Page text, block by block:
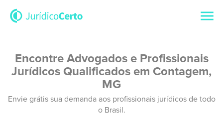
Encontre Advogados e Profissionais
Jurídicos Qualificados em Contagem,
MG
Envie grátis sua demanda aos profissionais jurídicos de todo
o Brasil.